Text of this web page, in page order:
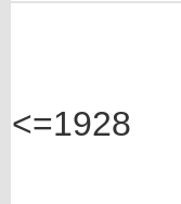
<=1928